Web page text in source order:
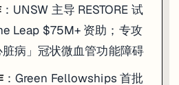
：UNSW 主导 RESTORE 试
Leap $75M+ 资助；专攻
病」冠状微血管功能障碍
：Green Fellowships 首批